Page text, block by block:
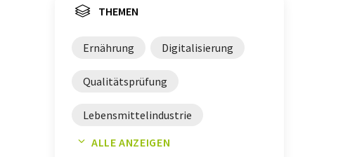
THEMEN
Ernährung Digitalisierung
Qualitätsprüfung
Lebensmittelindustrie
Start-ups
ALLE ANZEIGEN